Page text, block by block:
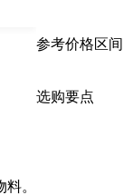
。
参考价格区间
选购要点